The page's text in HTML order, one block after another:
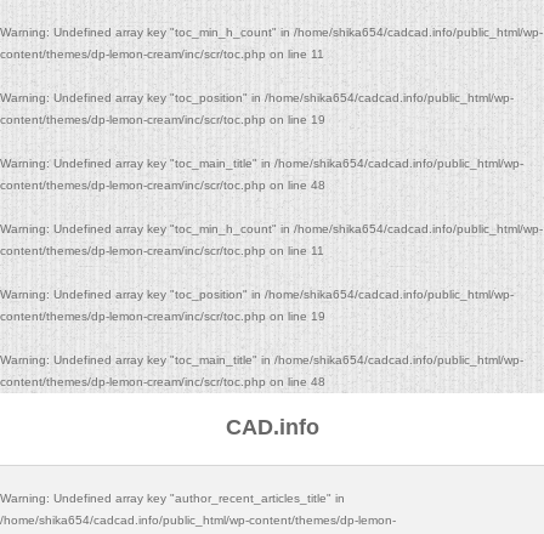
Warning: Undefined array key "toc_min_h_count" in /home/shika654/cadcad.info/public_html/wp-
content/themes/dp-lemon-cream/inc/scr/toc.php on line 11
Warning: Undefined array key "toc_position" in /home/shika654/cadcad.info/public_html/wp-
content/themes/dp-lemon-cream/inc/scr/toc.php on line 19
Warning: Undefined array key "toc_main_title" in /home/shika654/cadcad.info/public_html/wp-
content/themes/dp-lemon-cream/inc/scr/toc.php on line 48
Warning: Undefined array key "toc_min_h_count" in /home/shika654/cadcad.info/public_html/wp-
content/themes/dp-lemon-cream/inc/scr/toc.php on line 11
Warning: Undefined array key "toc_position" in /home/shika654/cadcad.info/public_html/wp-
content/themes/dp-lemon-cream/inc/scr/toc.php on line 19
Warning: Undefined array key "toc_main_title" in/home/shika654/cadcad.info/public_html/wp-
content/themes/dp-lemon-cream/inc/scr/toc.php on line 48
CAD.info
Warning: Undefined array key "author_recent_articles_title" in
/home/shika654/cadcad.info/public_html/wp-content/themes/dp-lemon-